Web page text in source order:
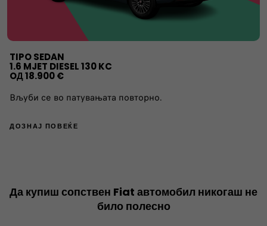
TIPO SEDAN
1.6 MJET DIESEL 130 KC
OД 18.900 €
Вљуби се во патувањата повторно.
ДОЗНАЈ ПОВЕЌЕ
Да купиш сопствен Fiat автомобил никогаш не
било полесно